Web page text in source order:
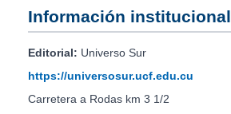
Información institucional
Editorial: Universo Sur
https://universosur.ucf.edu.cu
Carretera a Rodas km 3 1/2